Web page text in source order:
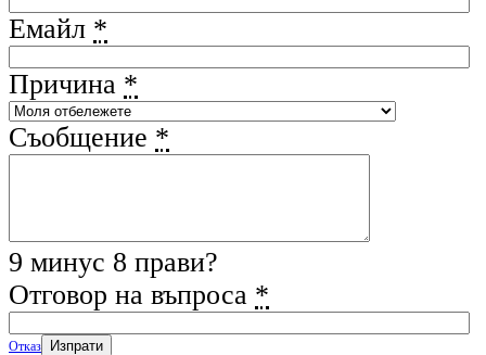
Емайл *
Причина *
Съобщение *
9 минус 8 прави?
Отговор на въпроса *
Отказ